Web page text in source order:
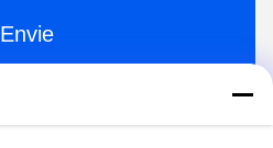
Envie